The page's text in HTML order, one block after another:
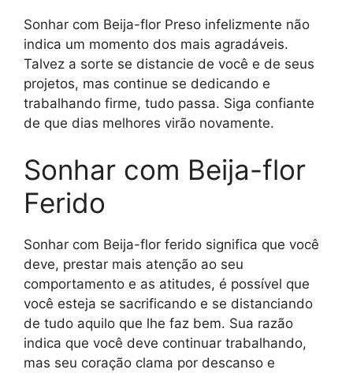
Sonhar com Beija-flor Preso infelizmente não
indica um momento dos mais agradáveis.
Talvez a sorte se distancie de você e de seus
projetos, mas continue se dedicando e
trabalhando firme, tudo passa. Siga confiante
de que dias melhores virão novamente.
Sonhar com Beija-flor
Ferido
Sonhar com Beija-flor ferido significa que você
deve, prestar mais atenção ao seu
comportamento e as atitudes, é possível que
você esteja se sacrificando e se distanciando
de tudo aquilo que lhe faz bem. Sua razão
indica que você deve continuar trabalhando,
mas seu coração clama por descanso e